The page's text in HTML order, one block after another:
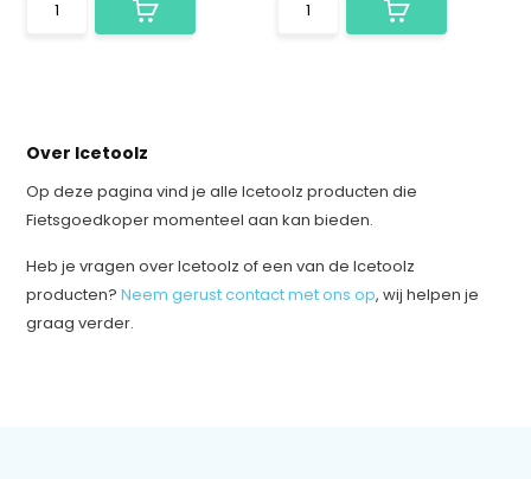
Over Icetoolz
Op deze pagina vind je alle Icetoolz producten die
Fietsgoedkoper momenteel aan kan bieden.
Heb je vragen over Icetoolz of een van de Icetoolz
producten?Neem gerust contact met ons op, wij helpen je
graag verder.